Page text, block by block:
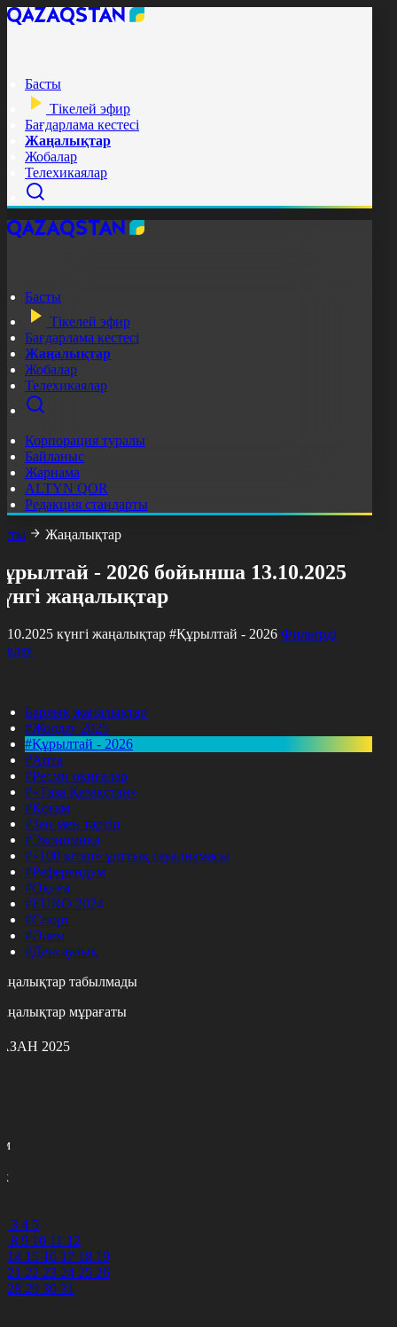
Басты
Тікелей эфир
Бағдарлама кестесі
Жаңалықтар
Жобалар
Телехикаялар
Басты
Тікелей эфир
Бағдарлама кестесі
Жаңалықтар
Жобалар
Телехикаялар
Корпорация туралы
Байланыс
Жарнама
ALTYN QOR
Редакция стандарты
Жаңалықтар
- 2026 бойынша 13.10.2025
жаңалықтар
күнгі жаңалықтар #Құрылтай - 2026 Фильтрді
Барлық жаңалықтар
#Жолдау 2025
#Құрылтай - 2026
#Апта
#Ресми оқиғалар
#«Таза Қазақстан»
#Қоғам
#Заң мен тәртіп
#Экономика
#«100 кітап» ұлттық сауалнамасы
#Референдум
#Оқиға
#EURO 2024
#Спорт
#Әлем
#Денсаулық
табылмады
мұрағаты
2025
3 4 5
8 9 10 11 12
14 15 16 17 18 19
21 22 23 24 25 26
28 29 30 31